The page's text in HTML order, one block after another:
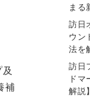
補
まる
訪日
ウン
法を
訪日
ド
解説】